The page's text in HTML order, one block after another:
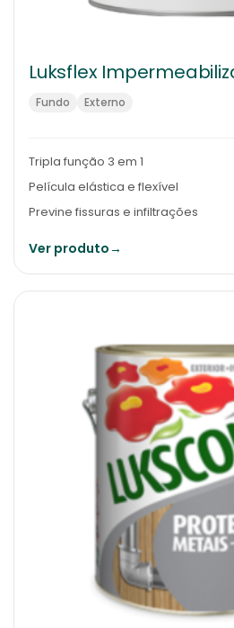
Luksflex
Fundo Externo
Tripla função 3 em 1
Película elástica e flexível
Previne fissuras e infiltrações
Ver produto→